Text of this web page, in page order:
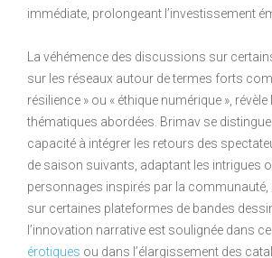
immédiate, prolongeant l’investissement
La véhémence des discussions sur
sur les réseaux autour de termes forts
résilience » ou « éthique numérique »,
thématiques abordées. Brimav se
capacité à intégrer les retours des
de saison suivants, adaptant les intrigues
personnages inspirés par la
sur certaines plateformes de bandes
l’innovation narrative est soulignée dans ce
érotiques ou dans l’élargissement des